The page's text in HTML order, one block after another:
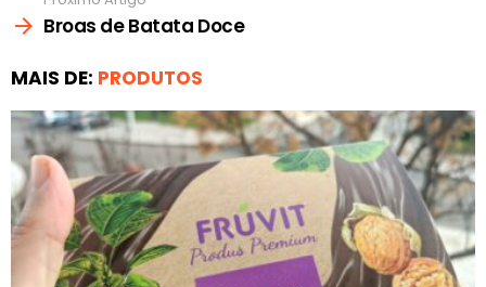
Broas de Batata Doce
MAIS DE: PRODUTOS